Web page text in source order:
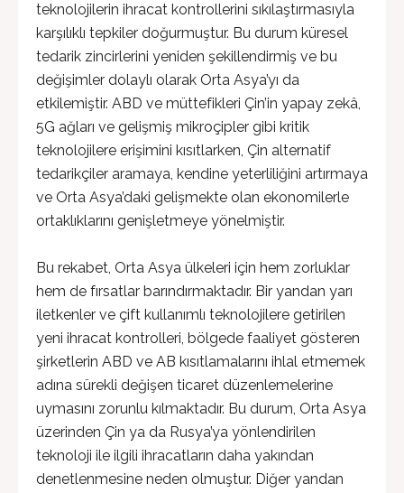
teknolojilerin ihracat kontrollerini sıkılaştırmasıyla
karşılıklı tepkiler doğurmuştur. Bu durum küresel
tedarik zincirlerini yeniden şekillendirmiş ve bu
değişimler dolaylı olarak Orta Asya’yı da
etkilemiştir. ABD ve müttefikleri Çin’in yapay zekâ,
5G ağları ve gelişmiş mikroçipler gibi kritik
teknolojilere erişimini kısıtlarken, Çin alternatif
tedarikçiler aramaya, kendine yeterliliğini artırmaya
ve Orta Asya’daki gelişmekte olan ekonomilerle
ortaklıklarını genişletmeye yönelmiştir.
Bu rekabet, Orta Asya ülkeleri için hem zorluklar
hem de fırsatlar barındırmaktadır. Bir yandan yarı
iletkenler ve çift kullanımlı teknolojilere getirilen
yeni ihracat kontrolleri, bölgede faaliyet gösteren
şirketlerin ABD ve AB kısıtlamalarını ihlal etmemek
adına sürekli değişen ticaret düzenlemelerine
uymasını zorunlu kılmaktadır. Bu durum, Orta Asya
üzerinden Çin ya da Rusya’ya yönlendirilen
teknoloji ile ilgili ihracatların daha yakından
denetlenmesine neden olmuştur. Diğer yandan